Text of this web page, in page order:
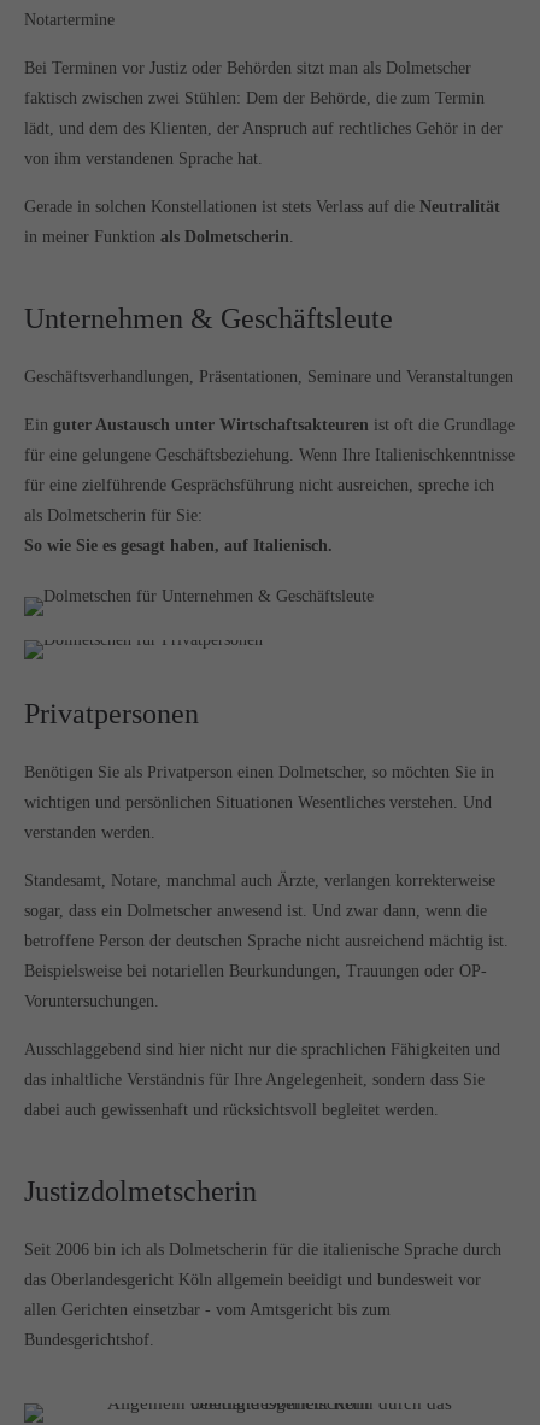
Notartermine
Bei Terminen vor Justiz oder Behörden sitzt man als Dolmetscher
faktisch zwischen zwei Stühlen: Dem der Behörde, die zum Termin
lädt, und dem des Klienten, der Anspruch auf rechtliches Gehör in der
von ihm verstandenen Sprache hat.
Gerade in solchen Konstellationen ist stets Verlass auf die Neutralität
in meiner Funktion als Dolmetscherin.
Unternehmen & Geschäftsleute
Geschäftsverhandlungen, Präsentationen, Seminare und Veranstaltungen
Ein guter Austausch unter Wirtschaftsakteuren ist oft die Grundlage
für eine gelungene Geschäftsbeziehung. Wenn Ihre Italienischkenntnisse
für eine zielführende Gesprächsführung nicht ausreichen, spreche ich
als Dolmetscherin für Sie:
So wie Sie es gesagt haben, auf Italienisch.
Privatpersonen
Benötigen Sie als Privatperson einen Dolmetscher, so möchten Sie in
wichtigen und persönlichen Situationen Wesentliches verstehen. Und
verstanden werden.
Standesamt, Notare, manchmal auch Ärzte, verlangen korrekterweise
sogar, dass ein Dolmetscher anwesend ist. Und zwar dann, wenn die
betroffene Person der deutschen Sprache nicht ausreichend mächtig ist.
Beispielsweise bei notariellen Beurkundungen, Trauungen oder OP-
Voruntersuchungen.
Ausschlaggebend sind hier nicht nur die sprachlichen Fähigkeiten und
das inhaltliche Verständnis für Ihre Angelegenheit, sondern dass Sie
dabei auch gewissenhaft und rücksichtsvoll begleitet werden.
Justizdolmetscherin
Seit 2006 bin ich als Dolmetscherin für die italienische Sprache durch
das Oberlandesgericht Köln allgemein beeidigt und bundesweit vor
allen Gerichten einsetzbar - vom Amtsgericht bis zum
Bundesgerichtshof.